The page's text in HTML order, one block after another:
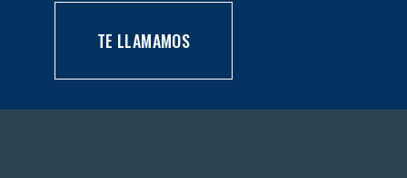
TE LLAMAMOS